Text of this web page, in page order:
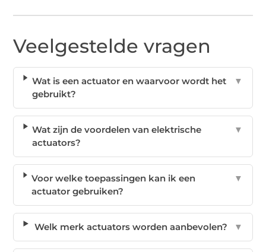
Veelgestelde vragen
Wat is een actuator en waarvoor wordt het
gebruikt?
▼
Wat zijn de voordelen van elektrische
actuators?
▼
Voor welke toepassingen kan ik een
actuator gebruiken?
▼
Welk merk actuators worden aanbevolen? ▼